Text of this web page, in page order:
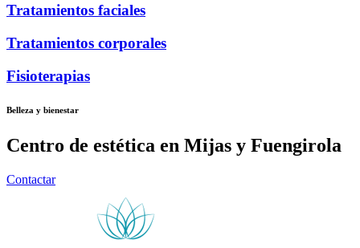
Tratamientos faciales
Tratamientos corporales
Fisioterapias
Belleza y bienestar
Centro de estética en Mijas y Fuengirola
Contactar